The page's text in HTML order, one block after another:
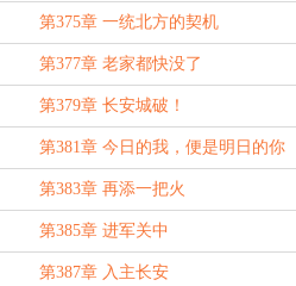
第375章 一统北方的契机
第377章 老家都快没了
第379章 长安城破！
第381章 今日的我，便是明日的你
第383章 再添一把火
第385章 进军关中
第387章 入主长安